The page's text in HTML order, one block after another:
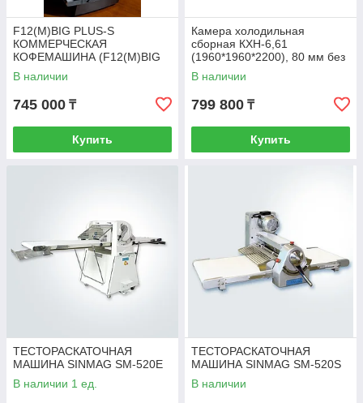
F12(M)BIG PLUS-S
КОММЕРЧЕСКАЯ
КОФЕМАШИНА (F12(M)BIG
PLUS-S COMMERCIAL
COFFEE MACHINE)
В наличии
745 000 ₸
Купить
Камера холодильная
сборная КХН-6,61
(1960*1960*2200), 80 мм без
моноблока
В наличии
799 800 ₸
Купить
ТЕСТОРАСКАТОЧНАЯ
МАШИНА SINMAG SM-520E
В наличии 1 ед.
ТЕСТОРАСКАТОЧНАЯ
МАШИНА SINMAG SM-520S
В наличии